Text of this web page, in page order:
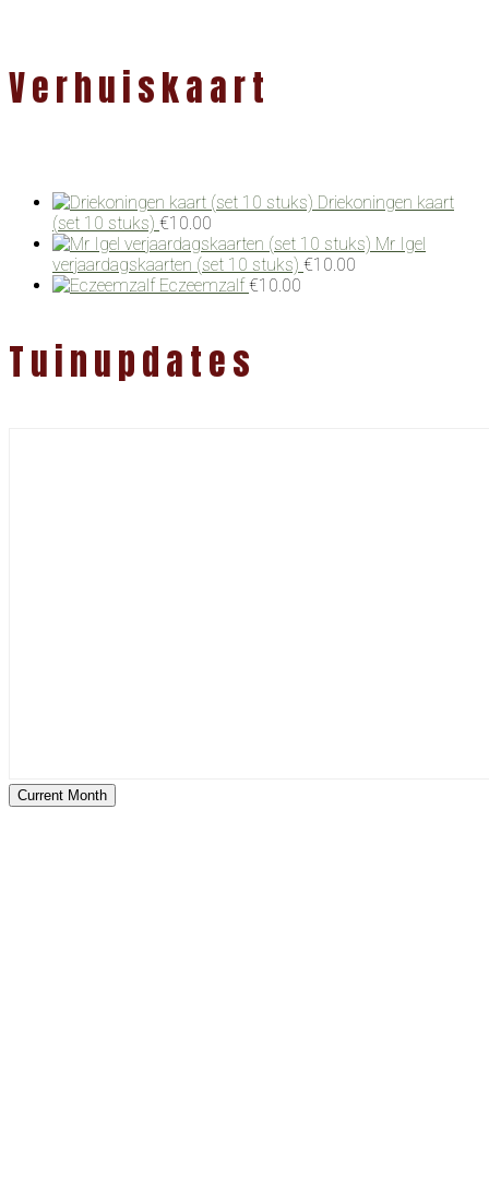
Verhuiskaart
Driekoningen kaart
(set 10 stuks) €10.00
Mr Igel
verjaardagskaarten (set 10 stuks) €10.00
Eczeemzalf €10.00
Tuinupdates
Current Month